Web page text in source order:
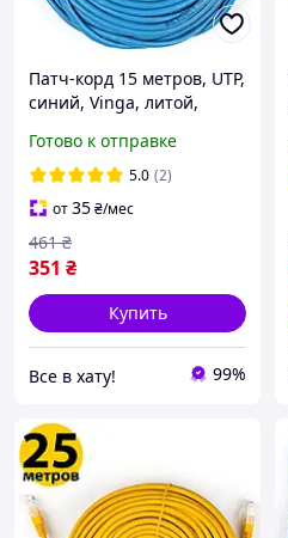
Патч-корд 15 метров, UTP,
синий, Vinga, литой,
пара, сетевой кабель для
интернета
Готово к отправке
5.0 (2)
от35₴/мес
351 ₴
461 ₴
Купить
Все в хату! 99%